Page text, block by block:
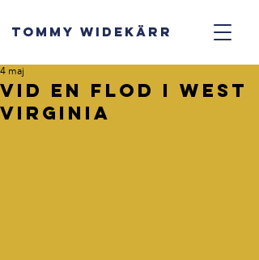
TOMMY WIDEKÄRR
Vid en flod i West
Virginia
4 maj